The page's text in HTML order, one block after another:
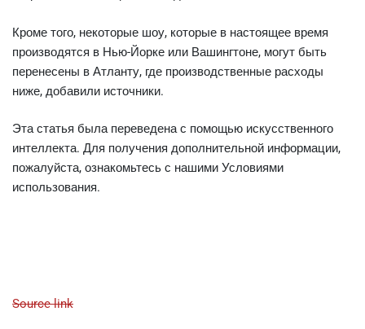
Кроме того, некоторые шоу, которые в настоящее время
производятся в Нью-Йорке или Вашингтоне, могут быть
перенесены в Атланту, где производственные расходы
ниже, добавили источники.
Эта статья была переведена с помощью искусственного
интеллекта. Для получения дополнительной информации,
пожалуйста, ознакомьтесь с нашими Условиями
использования.
Source link